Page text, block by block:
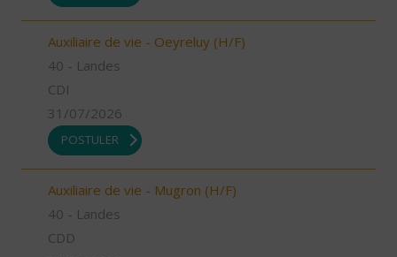
Auxiliaire de vie - Oeyreluy (H/F)
40 - Landes
CDI
31/07/2026
POSTULER
Auxiliaire de vie - Mugron (H/F)
40 - Landes
CDD